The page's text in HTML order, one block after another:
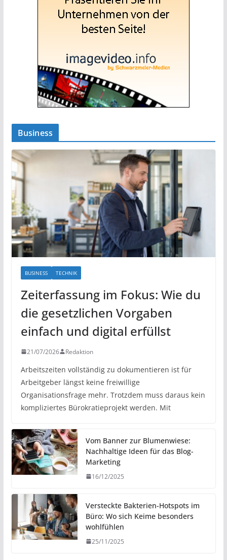
Business
BUSINESS TECHNIK
Zeiterfassung im Fokus: Wie du
die gesetzlichen Vorgaben
einfach und digital erfüllst
21/07/2026 Redaktion
Arbeitszeiten vollständig zu dokumentieren ist für
Arbeitgeber längst keine freiwillige
Organisationsfrage mehr. Trotzdem muss daraus kein
kompliziertes Bürokratieprojekt werden. Mit
Vom Banner zur Blumenwiese:
Nachhaltige Ideen für das Blog-
Marketing
16/12/2025
Versteckte Bakterien-Hotspots im
Büro: Wo sich Keime besonders
wohlfühlen
25/11/2025